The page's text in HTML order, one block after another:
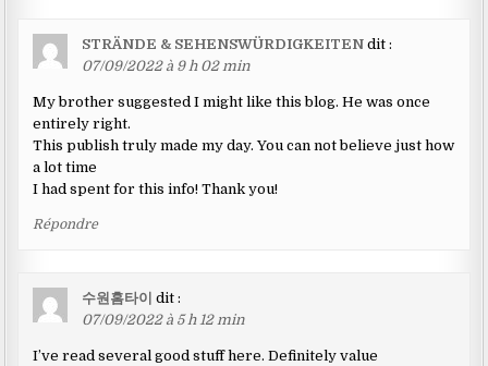
STRÄNDE & SEHENSWÜRDIGKEITEN dit :
07/09/2022 à 9 h 02 min
My brother suggested I might like this blog. He was once
entirely right.
This publish truly made my day. You can not believe just how
a lot time
I had spent for this info! Thank you!
Répondre
수원홈타이 dit :
07/09/2022 à 5 h 12 min
I’ve read several good stuff here. Definitely value